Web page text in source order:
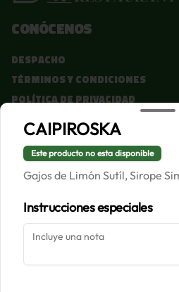
Conócenos
Despacho
Términos y condiciones
Política de privacidad
Redes sociales
Instagram
Facebook
Mi cuenta
Iniciar sesión
CAIPIROSKA
Este producto no esta disponible
Gajos de Limón Sutíl, Sirope
Instrucciones especiales